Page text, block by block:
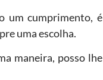
um cumprimento, é
uma escolha.
maneira, posso lhe